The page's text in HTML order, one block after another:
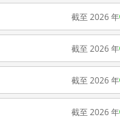
截至 2026 年
截至 2026 年
截至 2026 年
截至 2026 年